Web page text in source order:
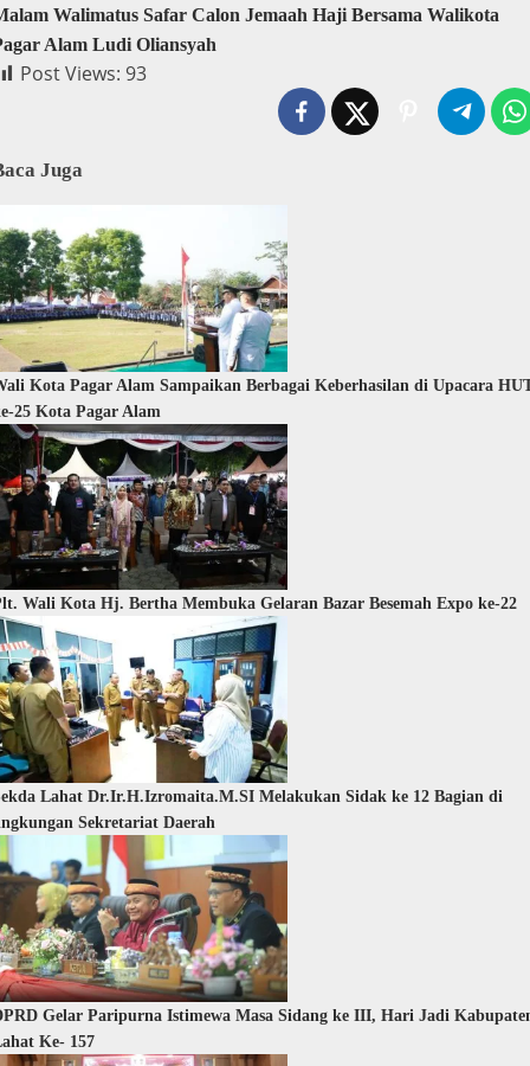
Walimatus Safar Calon Jemaah Haji Bersama Walikota
Alam Ludi Oliansyah
Post Views: 93
Juga
Kota Pagar Alam Sampaikan Berbagai Keberhasilan di Upacara
25 Kota Pagar Alam
Wali Kota Hj. Bertha Membuka Gelaran Bazar Besemah Expo ke-22
Lahat Dr.Ir.H.Izromaita.M.SI Melakukan Sidak ke 12 Bagian di
Sekretariat Daerah
Gelar Paripurna Istimewa Masa Sidang ke III, Hari Jadi
Ke- 157